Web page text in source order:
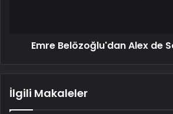
Emre Belözoğlu'dan Alex de
İlgili Makaleler